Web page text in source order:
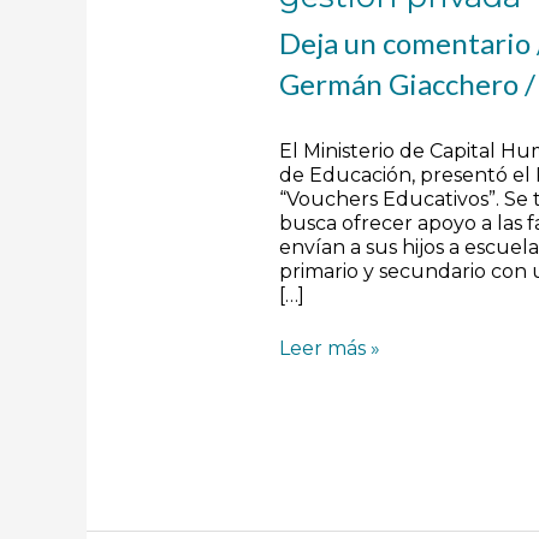
Deja un comentario
Germán Giacchero/
El Ministerio de Capital
de Educación, presentó el
“Vouchers Educativos”.
busca ofrecer apoyo a las
envían a sus hijos a
primario y secundario
[…]
Leer más »